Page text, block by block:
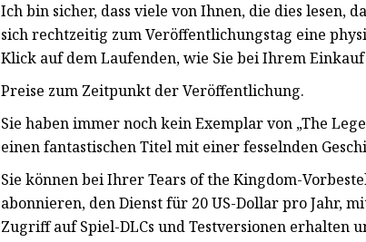
Ich bin sicher, dass viele von Ihnen, die dies lesen,
sich rechtzeitig zum Veröffentlichungstag eine
Klick auf dem Laufenden, wie Sie bei Ihrem
Preise zum Zeitpunkt der Veröffentlichung.
Sie haben immer noch kein Exemplar von „The
einen fantastischen Titel mit einer fesselnden
Sie können bei Ihrer Tears of the Kingdom-
abonnieren, den Dienst für 20 US-Dollar pro Jahr,
Zugriff auf Spiel-DLCs und Testversionen erhalten